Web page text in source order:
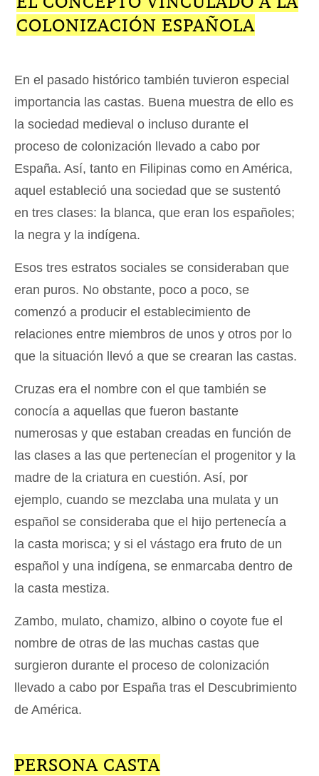
COLONIZACIÓN ESPAÑOLA
En el pasado histórico también tuvieron especial
importancia las castas. Buena muestra de ello es
la sociedad medieval o incluso durante el
proceso de colonización llevado a cabo por
España. Así, tanto en Filipinas como en América,
aquel estableció una sociedad que se sustentó
en tres clases: la blanca, que eran los españoles;
la negra y la indígena.
Esos tres estratos sociales se consideraban que
eran puros. No obstante, poco a poco, se
comenzó a producir el establecimiento de
relaciones entre miembros de unos y otros por lo
que la situación llevó a que se crearan las castas.
Cruzas era el nombre con el que también se
conocía a aquellas que fueron bastante
numerosas y que estaban creadas en función de
las clases a las que pertenecían el progenitor y la
madre de la criatura en cuestión. Así, por
ejemplo, cuando se mezclaba una mulata y un
español se consideraba que el hijo pertenecía a
la casta morisca; y si el vástago era fruto de un
español y una indígena, se enmarcaba dentro de
la casta mestiza.
Zambo, mulato, chamizo, albino o coyote fue el
nombre de otras de las muchas castas que
surgieron durante el proceso de colonización
llevado a cabo por España tras el Descubrimiento
de América.
PERSONA CASTA